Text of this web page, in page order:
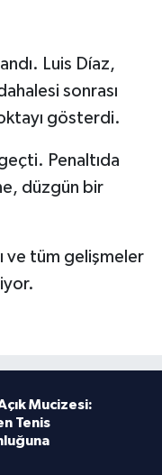
Luis Díaz,
sonrası
gösterdi.
Penaltıda
düzgün bir
ve tüm gelişmeler
Mucizesi:
Tenis